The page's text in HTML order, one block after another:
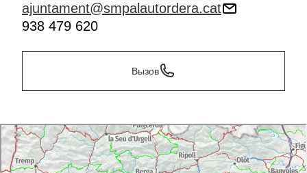
ajuntament@smpalautordera.cat
938 479 620
Вызов